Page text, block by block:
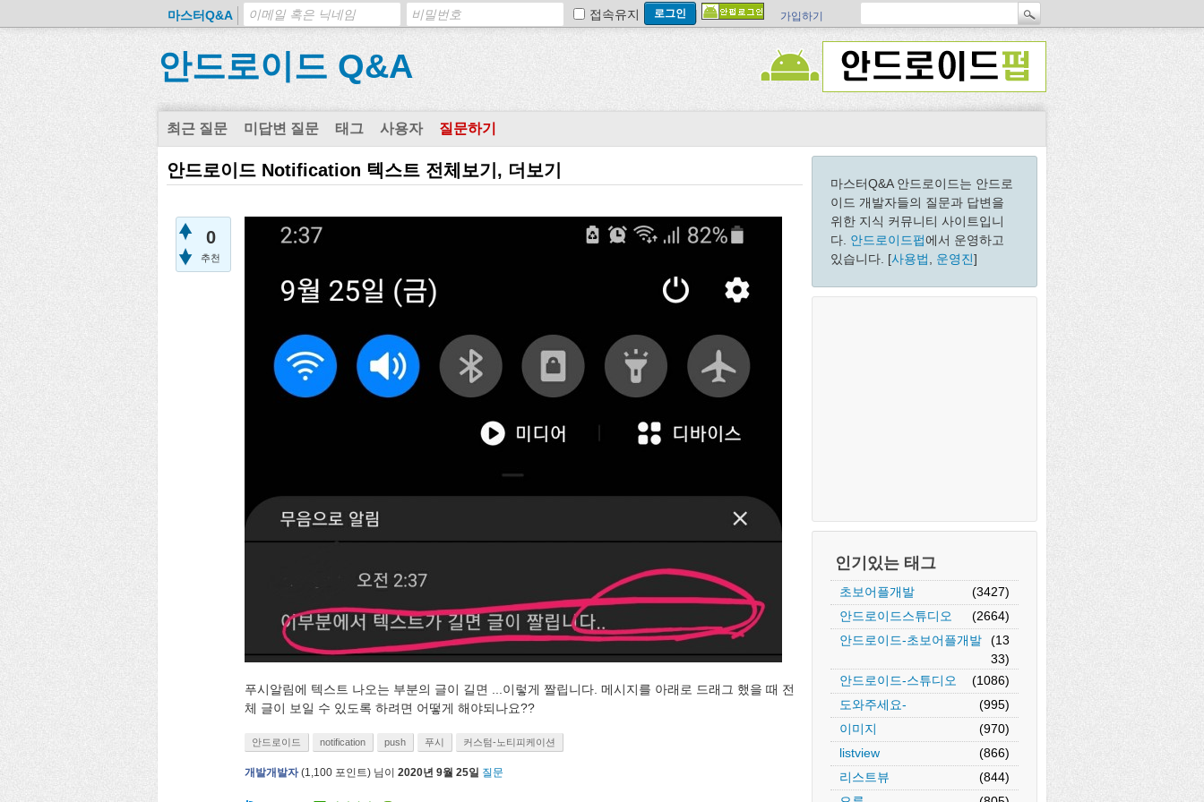
마스터Q&A 접속유지 가입하기
안드로이드 Q&A
최근 질문 미답변 질문 태그 사용자 질문하기
마스터Q&A 안드로이드는 안드로
이드 개발자들의 질문과 답변을
위한 지식 커뮤니티 사이트입니
다. 안드로이드펍에서 운영하고
있습니다. [사용법 운영진]
인기있는 태그
초보어플개발
(3427)
안드로이드스튜디오
(2664)
안드로이드-초보어플개발
(13
33)
안드로이드-스튜디오
(1086)
도와주세요-
(995)
이미지
(970)
listview
(866)
리스트뷰
(844)
안드로이드 Notification 텍스트 전체보기, 더보기
0
추천
푸시알림에 텍스트 나오는 부분의 글이 길면 ...이렇게 짤립니다. 메시지를 아래로 드래그 했을 때 전
체 글이 보일 수 있도록 하려면 어떻게 해야되나요??
안드로이드 notification push 푸시 커스텀-노티피케이션
개발개발자 (1,100 포인트) 님이 2020년 9월 25일 질문